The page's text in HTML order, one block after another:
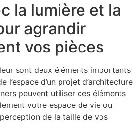
la lumière et la
agrandir
vos pièces
sont deux éléments importants
l’espace d’un projet d’architecture
peuvent utiliser ces éléments
votre espace de vie ou
de la taille de vos